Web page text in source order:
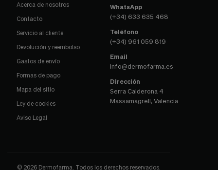
Acerca de nosotros
Contacto
Servicio al cliente
Devolución y reembolso
Gastos de envío
Formas de pago
Mapa del sitio
Ley de cookies
Aviso Legal
WhatsApp
(+34) 633 635 468
Teléfono
(+34) 961 059 819
Email
info@dermofarma.es
Dirección
Serra Calderona 4
Massamagrell, Valencia
© 2026 Dermofarma. Todos los derechos reservados.